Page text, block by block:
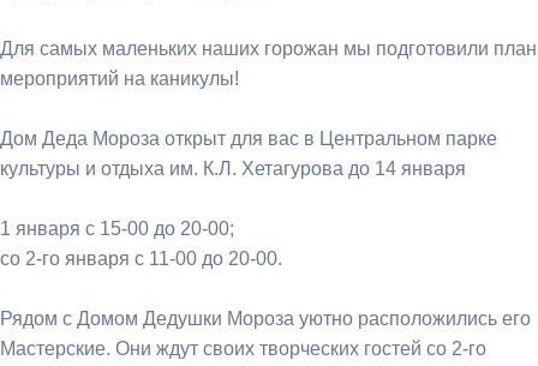
Для самых маленьких наших горожан мы подготовили план
мероприятий на каникулы!
Дом Деда Мороза открыт для вас в Центральном парке
культуры и отдыха им. К.Л. Хетагурова до 14 января
1 января с 15-00 до 20-00;
со 2-го января с 11-00 до 20-00.
Рядом с Домом Дедушки Мороза уютно расположились его
Мастерские. Они ждут своих творческих гостей со 2-го